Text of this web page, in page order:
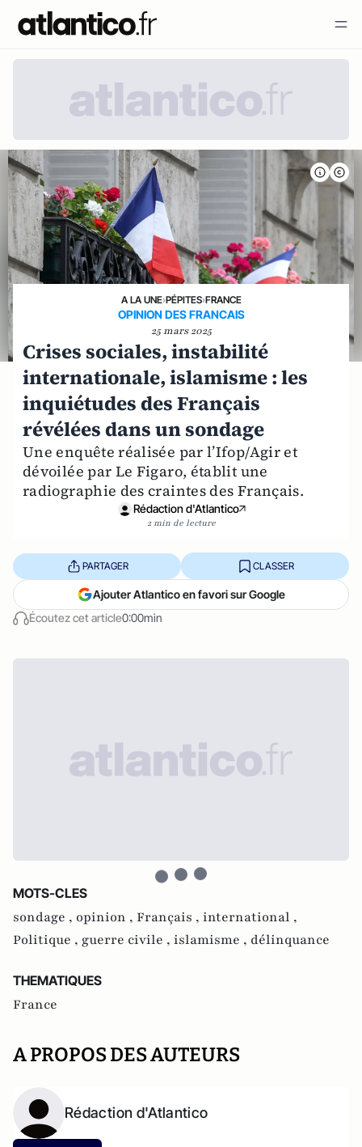
A LA UNE›PÉPITES›FRANCE
OPINION DES FRANCAIS
25 mars 2025
Crises sociales, instabilité
internationale, islamisme : les
inquiétudes des Français
révélées dans un sondage
Une enquête réalisée par l’Ifop/Agir et
dévoilée par Le Figaro, établit une
radiographie des craintes des Français.
Rédaction d'Atlantico
2 min de lecture
Écoutez cet article0:00min
PARTAGER CLASSER
Ajouter Atlantico en favori sur Google
MOTS-CLES
sondage , opinion , Français , international ,
Politique , guerre civile , islamisme , délinquance
THEMATIQUES
France
A PROPOS DES AUTEURS
Rédaction d'Atlantico